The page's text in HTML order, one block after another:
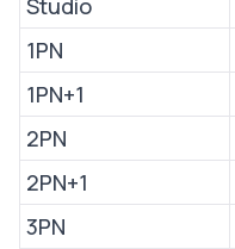
Studio
1PN
1PN+1
2PN
2PN+1
3PN